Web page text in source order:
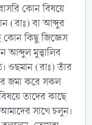
কোন বিষয়ে
(রাঃ) বা আব্দুর
কিছু জিজ্ঞেস
মুত্ত্বালিব
ওছমান (রাঃ) তাঁর
জমা করে সকল
তাদের কাছে
সাথে চলুন।